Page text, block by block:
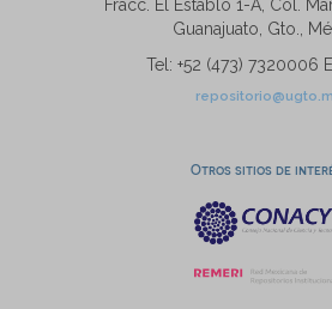
Fracc. El Establo 1-A, Col.
Guanajuato, Gto.,
Tel: +52 (473) 7320006
Otros sitios de